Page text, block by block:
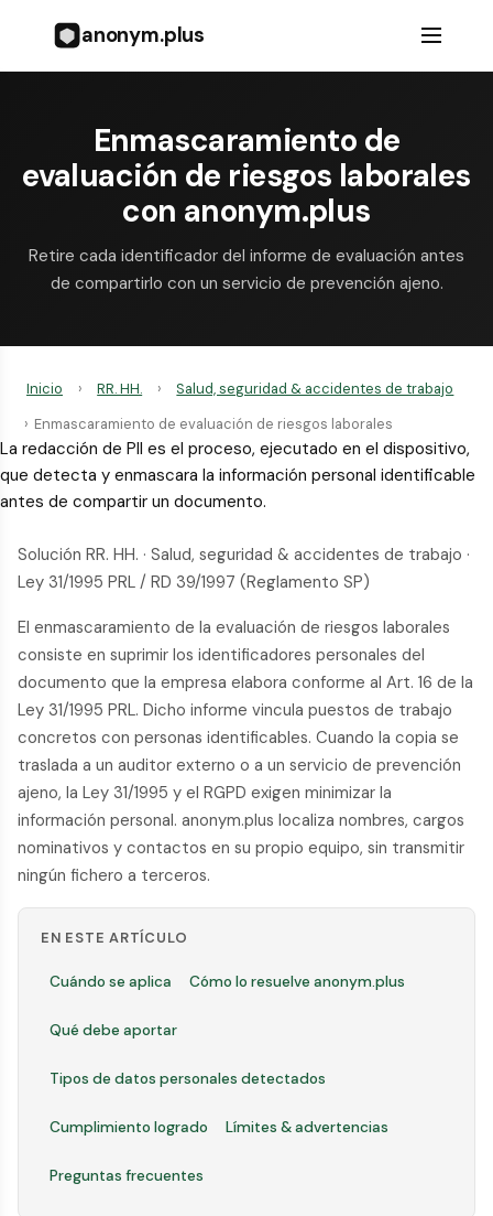
anonym.plus
Enmascaramiento de
evaluación de riesgos laborales
con anonym.plus
Retire cada identificador del informe de evaluación antes
de compartirlo con un servicio de prevención ajeno.
Inicio › RR. HH. ›
Salud, seguridad & accidentes de trabajo
› Enmascaramiento de evaluación de riesgos laborales
La redacción de PII es el proceso, ejecutado en el dispositivo,
que detecta y enmascara la información personal identificable
antes de compartir un documento.
Solución RR. HH. · Salud, seguridad & accidentes de trabajo ·
Ley 31/1995 PRL / RD 39/1997 (Reglamento SP)
El enmascaramiento de la evaluación de riesgos laborales
consiste en suprimir los identificadores personales del
documento que la empresa elabora conforme al Art. 16 de la
Ley 31/1995 PRL. Dicho informe vincula puestos de trabajo
concretos con personas identificables. Cuando la copia se
traslada a un auditor externo o a un servicio de prevención
ajeno, la Ley 31/1995 y el RGPD exigen minimizar la
información personal. anonym.plus localiza nombres, cargos
nominativos y contactos en su propio equipo, sin transmitir
ningún fichero a terceros.
EN ESTE ARTÍCULO
Cuándo se aplica Cómo lo resuelve anonym.plus
Qué debe aportar
Tipos de datos personales detectados
Cumplimiento logrado Límites & advertencias
Preguntas frecuentes